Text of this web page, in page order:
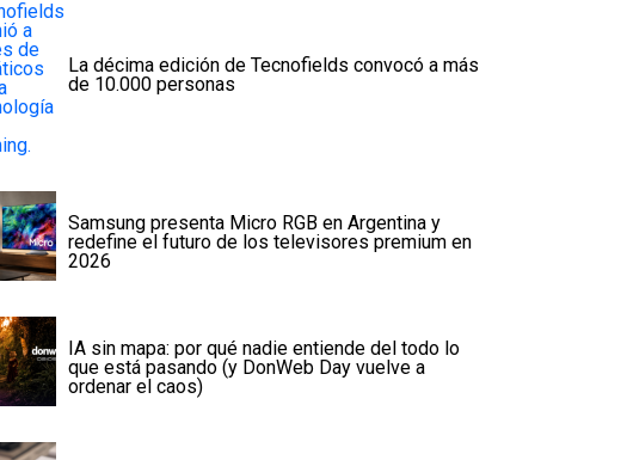
La décima edición de Tecnofields convocó a más
de 10.000 personas
Samsung presenta Micro RGB en Argentina y
redefine el futuro de los televisores premium en
2026
IA sin mapa: por qué nadie entiende del todo lo
que está pasando (y DonWeb Day vuelve a
ordenar el caos)